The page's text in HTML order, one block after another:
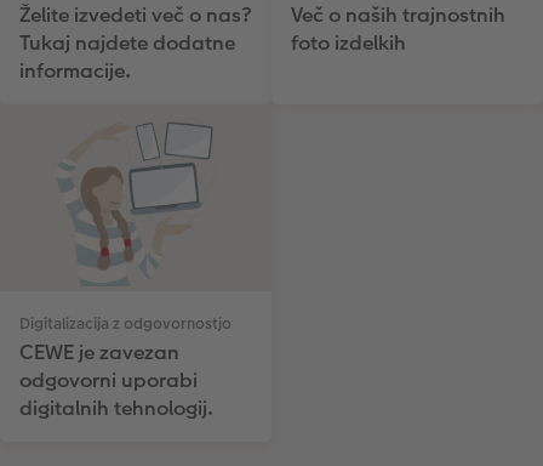
Želite izvedeti več o nas?
Tukaj najdete dodatne
informacije.
Več o naših trajnostnih
foto izdelkih
Digitalizacija z odgovornostjo
CEWE je zavezan
odgovorni uporabi
digitalnih tehnologij.